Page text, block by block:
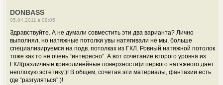
DONBASS
05.04.2011 в 08:05
Здравствуйте. А не думали совместить эти два варианта? Лично
выполнял, но натяжные потолки увы натягивали не мы, больше
специализируемся на подв. потолках из ГКЛ. Ровный натяжной потолок
тоже как то не очень “интересно”. А вот сочетание второго уровня из
ГКЛ(различные криволинейные поверхности)и первого натяжного даёт
неплохую эстетику:)! В общем, сочетая эти материалы, фантазии есть
где “разгуляться”:)!